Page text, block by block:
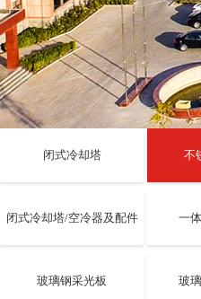
闭式冷却塔 不
闭式冷却塔/空冷器及配件 一
玻璃钢采光板 玻